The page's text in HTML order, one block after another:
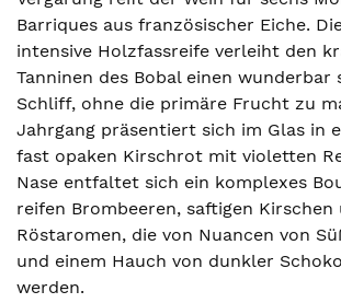
Barriques aus französischer Eiche.
intensive Holzfassreife verleiht den
Tanninen des Bobal einen wunderbar
Schliff, ohne die primäre Frucht zu
Jahrgang präsentiert sich im Glas in
fast opaken Kirschrot mit violetten
Nase entfaltet sich ein komplexes
reifen Brombeeren, saftigen Kirschen
Röstaromen, die von Nuancen von
und einem Hauch von dunkler
werden.